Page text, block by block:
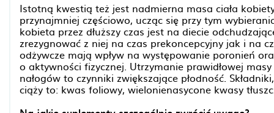
Istotną kwestią też jest nadmierna masa ciała
przynajmniej częściowo, ucząc się przy tym
kobieta przez dłuższy czas jest na diecie
zrezygnować z niej na czas prekoncepcyjny jak i na
odżywcze mają wpływ na występowanie poronień
o aktywności fizycznej. Utrzymanie prawidłowej
nałogów to czynniki zwiększające płodność.
ciąży to: kwas foliowy, wielonienasycone kwasy